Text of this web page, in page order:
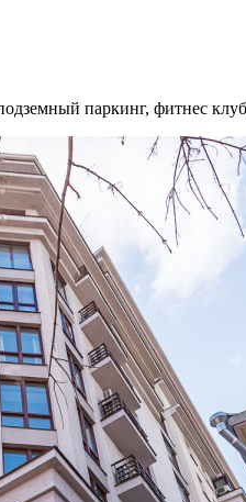
паркинг, фитнес